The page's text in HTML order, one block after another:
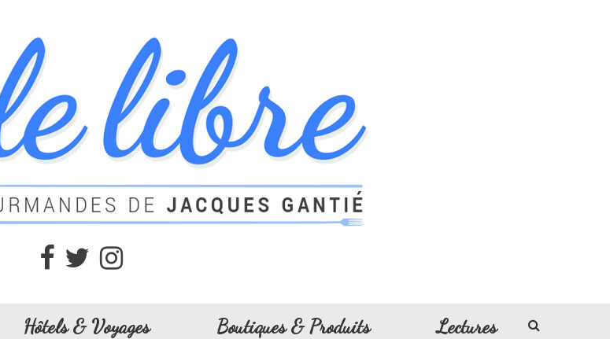
Hôtels & Voyages Boutiques & Produits Lectures